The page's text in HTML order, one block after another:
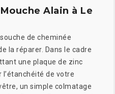
Alain à Le
de cheminée
la réparer. Dans le cadre
une plaque de zinc
de votre
un simple colmatage